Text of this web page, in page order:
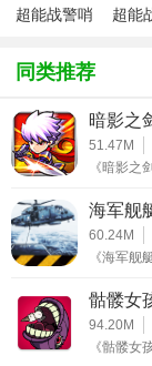
同组队加入战斗
【游戏玩法】
2、小心各种出
【游戏攻略】
神秘的世界中，
超能战警哨
超能
同类推荐
暗影之
51.47M
《暗影之
海军舰
60.24M
《海军舰
骷髅女
94.20M
《骷髅女